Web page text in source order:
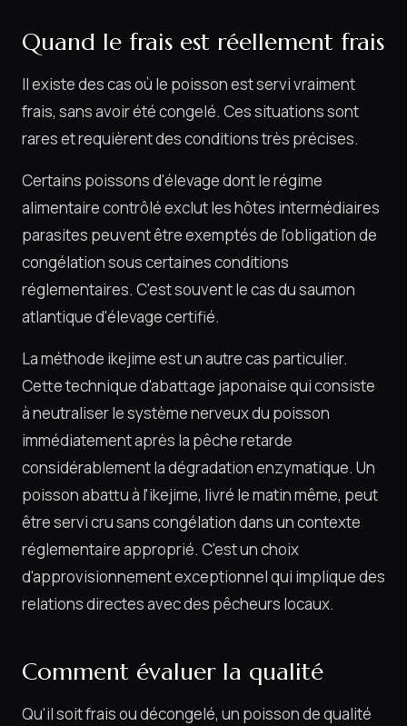
Quand le frais est réellement frais
Il existe des cas où le poisson est servi vraiment
frais, sans avoir été congelé. Ces situations sont
rares et requièrent des conditions très précises.
Certains poissons d'élevage dont le régime
alimentaire contrôlé exclut les hôtes intermédiaires
parasites peuvent être exemptés de l'obligation de
congélation sous certaines conditions
réglementaires. C'est souvent le cas du saumon
atlantique d'élevage certifié.
La méthode ikejime est un autre cas particulier.
Cette technique d'abattage japonaise qui consiste
à neutraliser le système nerveux du poisson
immédiatement après la pêche retarde
considérablement la dégradation enzymatique. Un
poisson abattu à l'ikejime, livré le matin même, peut
être servi cru sans congélation dans un contexte
réglementaire approprié. C'est un choix
d'approvisionnement exceptionnel qui implique des
relations directes avec des pêcheurs locaux.
Comment évaluer la qualité
Qu'il soit frais ou décongelé, un poisson de qualité